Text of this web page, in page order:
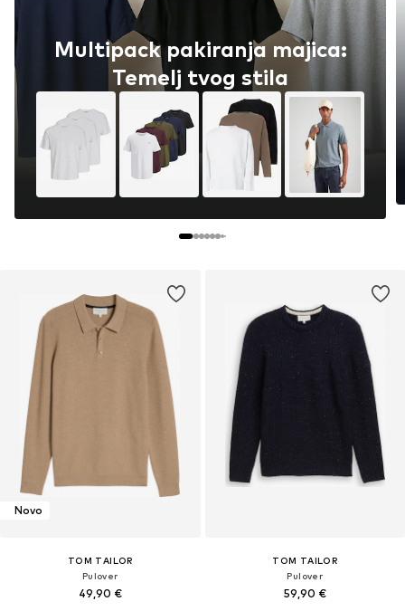
Pulover Promocija
Novo
TOM TAILOR
Pulover
49,90 €
TOM TAILOR
Pulover
59,90 €